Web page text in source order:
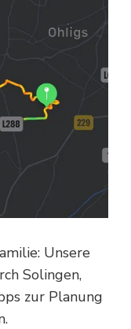
Unsere
Solingen,
zur Planung